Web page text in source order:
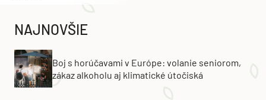
NAJNOVŠIE
Boj s horúčavami v Európe: volanie seniorom,
zákaz alkoholu aj klimatické útočiská